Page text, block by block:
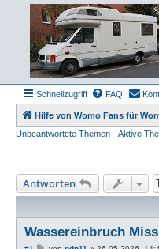
Schnellzugriff FAQ
Hilfe von Womo Fans für
Unbeantwortete Themen
Aktive
Antworten
Wassereinbruch